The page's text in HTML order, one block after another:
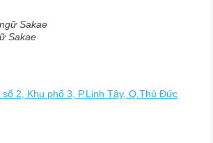
Sakae
2, Khu phố 3, P.Linh Tây, Q.Thủ Đức